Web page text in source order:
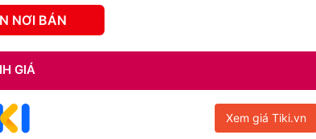
NƠI BÁN
GIÁ
Xem giá Tiki.vn